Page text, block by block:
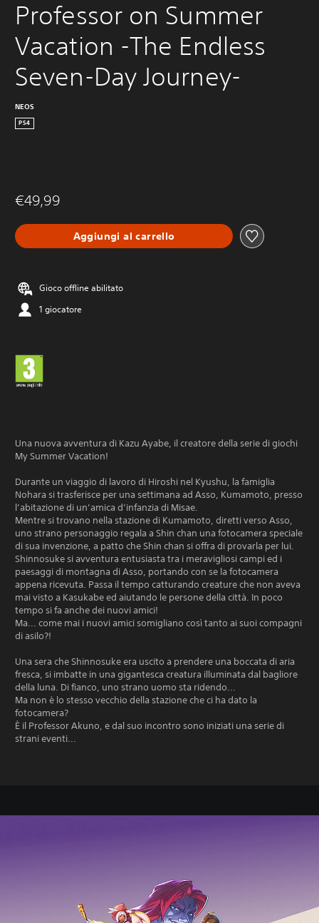
Professor on Summer
Vacation -The Endless
Seven-Day Journey-
NEOS
PS4
€49,99
Aggiungi al carrello
Gioco offline abilitato
1 giocatore
Una nuova avventura di Kazu Ayabe, il creatore della serie di giochi
My Summer Vacation!
Durante un viaggio di lavoro di Hiroshi nel Kyushu, la famiglia
Nohara si trasferisce per una settimana ad Asso, Kumamoto, presso
l’abitazione di un’amica d’infanzia di Misae.
Mentre si trovano nella stazione di Kumamoto, diretti verso Asso,
uno strano personaggio regala a Shin chan una fotocamera speciale
di sua invenzione, a patto che Shin chan si offra di provarla per lui.
Shinnosuke si avventura entusiasta tra i meravigliosi campi ed i
paesaggi di montagna di Asso, portando con se la fotocamera
appena ricevuta. Passa il tempo catturando creature che non aveva
mai visto a Kasukabe ed aiutando le persone della città. In poco
tempo si fa anche dei nuovi amici!
Ma... come mai i nuovi amici somigliano così tanto ai suoi compagni
di asilo?!
Una sera che Shinnosuke era uscito a prendere una boccata di aria
fresca, si imbatte in una gigantesca creatura illuminata dal bagliore
della luna. Di fianco, uno strano uomo sta ridendo...
Ma non è lo stesso vecchio della stazione che ci ha dato la
fotocamera?
È il Professor Akuno, e dal suo incontro sono iniziati una serie di
strani eventi...